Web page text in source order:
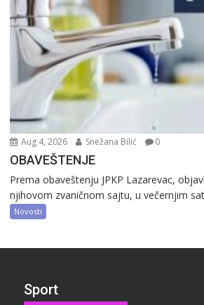
Aug 4, 2026 Snežana Bilić 0
OBAVEŠTENJE
Prema obaveštenju JPKP Lazarevac,
njihovom zvaničnom sajtu, u večernjim
Novosti
Sport